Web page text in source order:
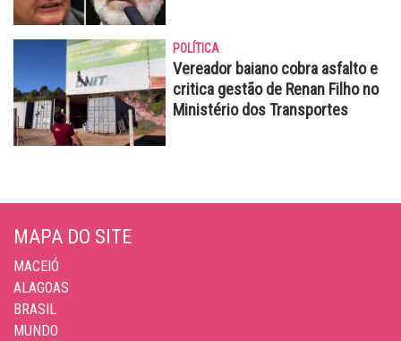
POLÍTICA
Vereador baiano cobra asfalto e
critica gestão de Renan Filho no
Ministério dos Transportes
MAPA DO SITE
MACEIÓ
ALAGOAS
BRASIL
MUNDO